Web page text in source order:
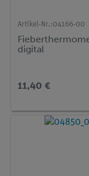
Artikel-Nr.:04166-00
digital
11,40 €